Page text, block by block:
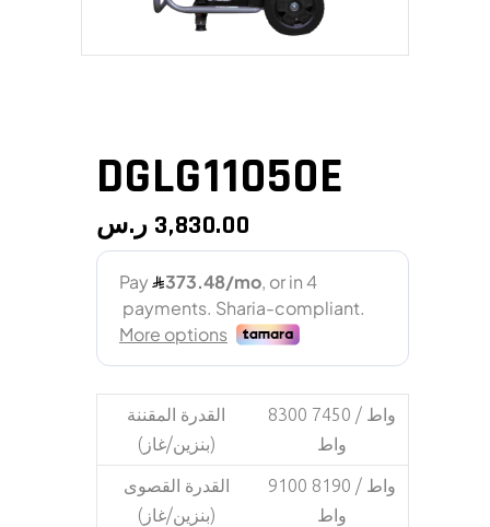
DGLG11050E
3,830.00 ر.س
القدرة المقننة
(بنزين/غاز)
8300 واط / 7450
واط
القدرة القصوى
(بنزين/غاز)
9100 واط / 8190
واط